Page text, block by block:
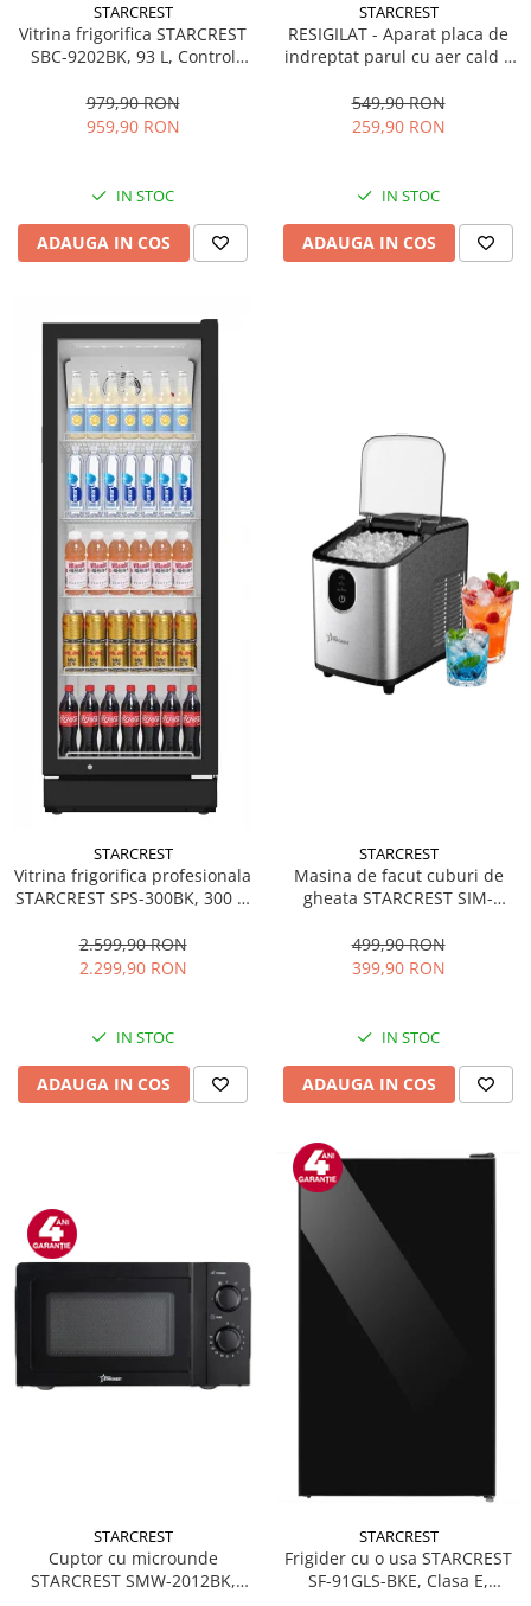
STARCREST
Vitrina frigorifica STARCREST
SBC-9202BK, 93 L, Control
83.2 cm, Negru
979,90 RON
959,90 RON
IN STOC
ADAUGA IN COS
STARCREST
RESIGILAT - Aparat placa de
indreptat parul cu aer cald 2
1300 W, Uscare si indreptare,
Afisaj LCD, Tehnologie cu ioni
549,90 RON
259,90 RON
IN STOC
ADAUGA IN COS
STARCREST
Vitrina frigorifica profesionala
STARCREST SPS-300BK, 300 L,
LED, H 169.5 cm, Negru
2.599,90 RON
2.299,90 RON
IN STOC
ADAUGA IN COS
STARCREST
Masina de facut cuburi de
gheata STARCREST SIM-
12Kg/24h, Cos gheata
detasabil, Rezervor apa 0.8 l,
499,90 RON
399,90 RON
IN STOC
ADAUGA IN COS
STARCREST
Cuptor cu microunde
STARCREST SMW-2012BK,
STARCREST
Frigider cu o usa STARCREST
SF-91GLS-BKE, Clasa E,